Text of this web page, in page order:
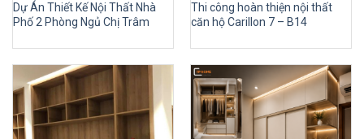
Dự Án Thiết Kế Nội Thất Nhà
Phố 2 Phòng Ngủ Chị Trâm
Thi công hoàn thiện nội thất
căn hộ Carillon 7 – B14